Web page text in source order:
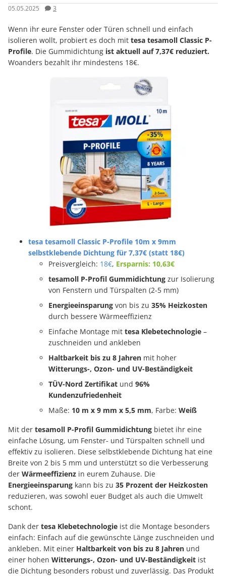
05.05.2025 3
Wenn ihr eure Fenster oder Türen schnell und einfach
isolieren wollt, probiert es doch mit tesa tesamoll Classic P-
Profile. Die Gummidichtung ist aktuell auf 7,37€ reduziert.
Woanders bezahlt ihr mindestens 18€.
tesa tesamoll Classic P-Profile 10m x 9mm
selbstklebende Dichtung für 7,37€ (statt 18€)
Preisvergleich: 18€, Ersparnis: 10,63€
tesamoll P-Profil Gummidichtung zur Isolierung
von Fenstern und Türspalten (2-5 mm)
Energieeinsparung von bis zu 35% Heizkosten
durch bessere Wärmeeffizienz
Einfache Montage mit tesa Klebetechnologie –
zuschneiden und ankleben
Haltbarkeit bis zu 8 Jahren mit hoher
Witterungs-, Ozon- und UV-Beständigkeit
TÜV-Nord Zertifikat und 96%
Kundenzufriedenheit
Maße: 10 m x 9 mm x 5,5 mm, Farbe: Weiß
Mit der tesamoll P-Profil Gummidichtung bietet ihr eine
einfache Lösung, um Fenster- und Türspalten schnell und
effektiv zu isolieren. Diese selbstklebende Dichtung hat eine
Breite von 2 bis 5 mm und unterstützt so die Verbesserung
der Wärmeeffizienz in eurem Zuhause. Die
Energieeinsparung kann bis zu 35 Prozent der Heizkosten
reduzieren, was sowohl euer Budget als auch die Umwelt
schont.
Dank der tesa Klebetechnologie ist die Montage besonders
einfach: Einfach auf die gewünschte Länge zuschneiden und
ankleben. Mit einer Haltbarkeit von bis zu 8 Jahren und
einer hohen Witterungs-, Ozon- und UV-Beständigkeit ist
die Dichtung besonders robust und zuverlässig. Das Produkt